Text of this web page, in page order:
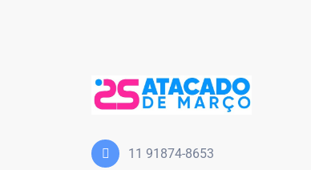
11 91874-8653